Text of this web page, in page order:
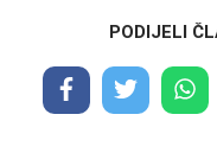
PODIJELI